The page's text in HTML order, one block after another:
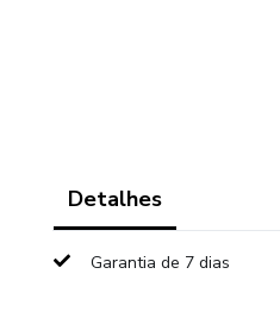
Detalhes
Garantia de 7 dias